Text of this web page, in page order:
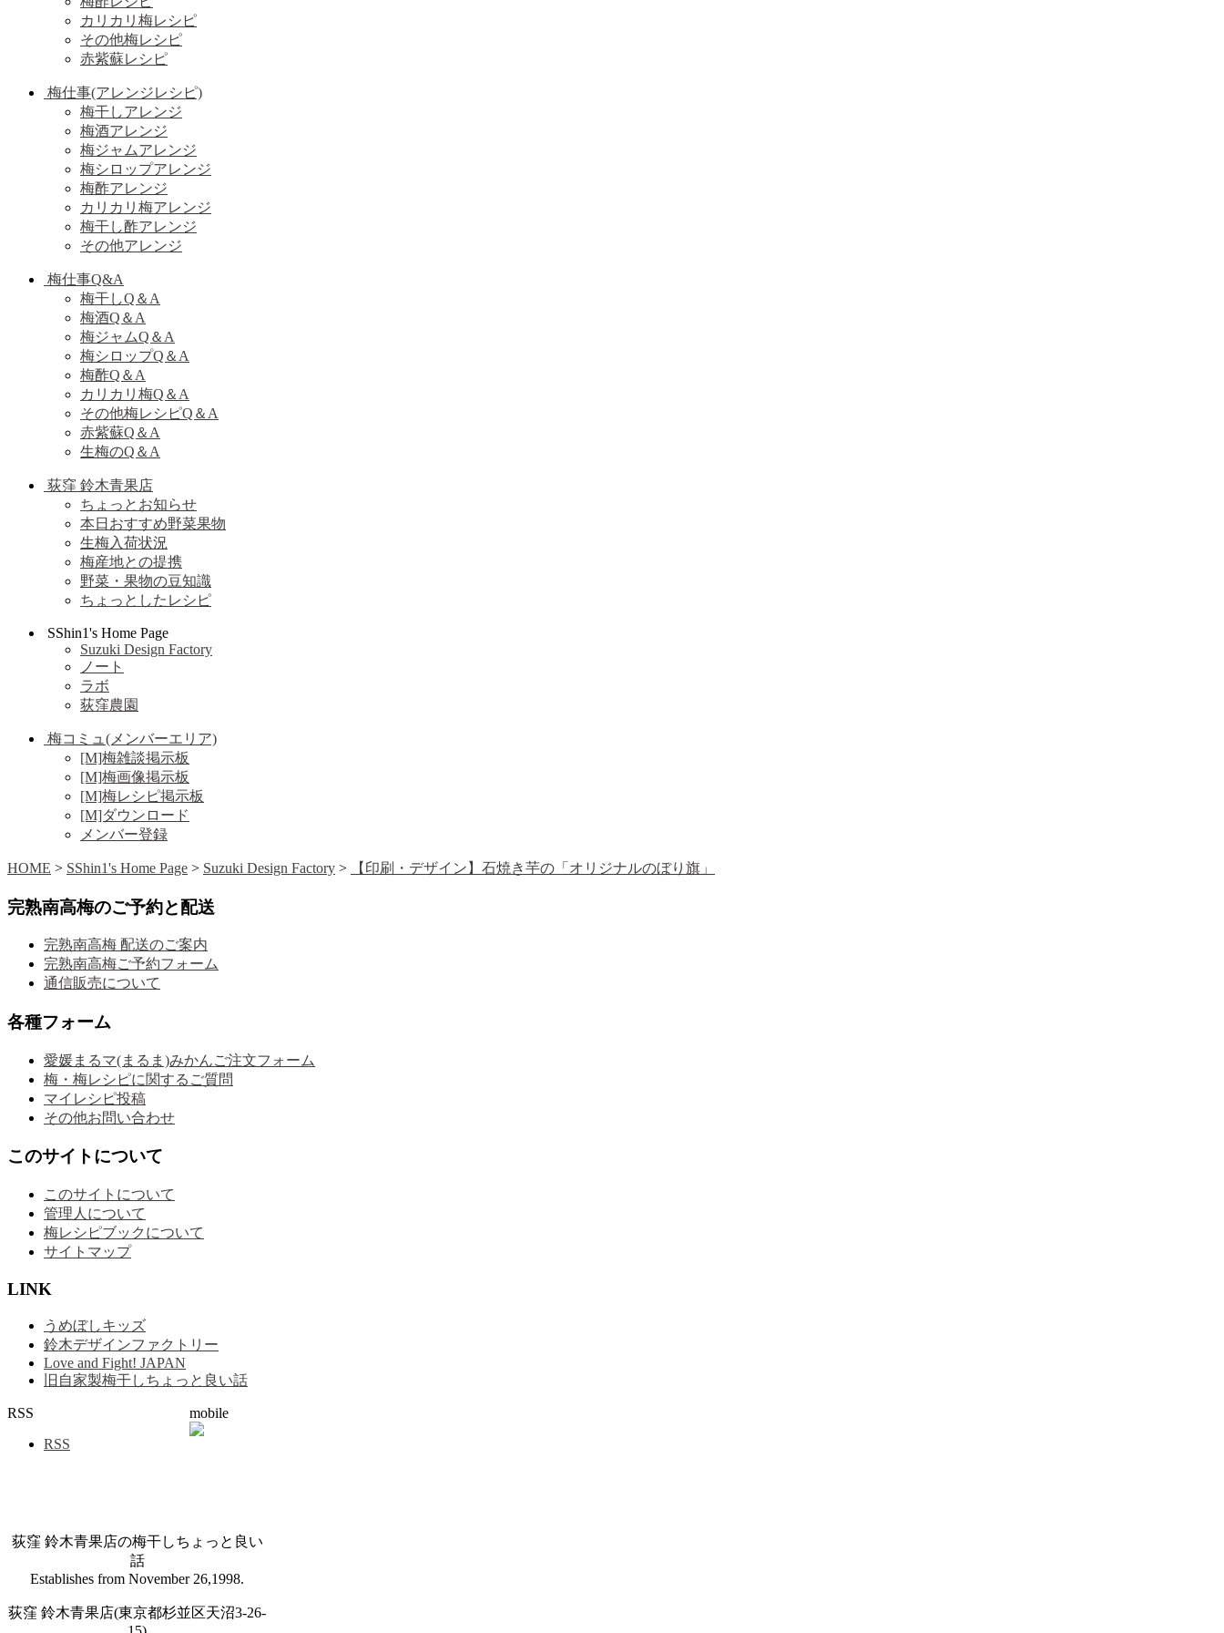
カリカリ梅レシピ
その他梅レシピ
赤紫蘇レシピ
梅仕事(アレンジレシピ)
梅干しアレンジ
梅酒アレンジ
梅ジャムアレンジ
梅シロップアレンジ
梅酢アレンジ
カリカリ梅アレンジ
梅干し酢アレンジ
その他アレンジ
梅仕事Q&A
梅干しQ＆A
梅酒Q＆A
梅ジャムQ＆A
梅シロップQ＆A
梅酢Q＆A
カリカリ梅Q＆A
その他梅レシピQ＆A
赤紫蘇Q＆A
生梅のQ＆A
荻窪 鈴木青果店
ちょっとお知らせ
本日おすすめ野菜果物
生梅入荷状況
梅産地との提携
野菜・果物の豆知識
ちょっとしたレシピ
SShin1's Home Page
Suzuki Design Factory
ノート
ラボ
荻窪農園
梅コミュ(メンバーエリア)
[M]梅雑談掲示板
[M]梅画像掲示板
[M]梅レシピ掲示板
[M]ダウンロード
メンバー登録
HOME > SShin1's Home Page > Suzuki Design Factory > 【印刷・デザイン】石焼き芋の「オリジナルのぼり旗」
完熟南高梅のご予約と配送
完熟南高梅 配送のご案内
完熟南高梅ご予約フォーム
通信販売について
各種フォーム
愛媛まるマ(まるま)みかんご注文フォーム
梅・梅レシピに関するご質問
マイレシピ投稿
その他お問い合わせ
このサイトについて
このサイトについて
管理人について
梅レシピブックについて
サイトマップ
LINK
うめぼしキッズ
鈴木デザインファクトリー
Love and Fight! JAPAN
旧自家製梅干しちょっと良い話
RSS
RSS
mobile
荻窪 鈴木青果店の梅干しちょっと良い
話
Establishes from November 26,1998.
荻窪 鈴木青果店(東京都杉並区天沼3-26-